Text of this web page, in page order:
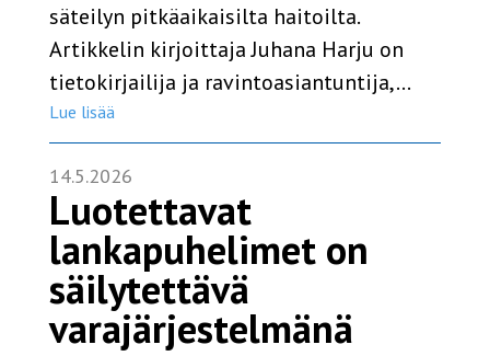
säteilyn pitkäaikaisilta haitoilta.
Artikkelin kirjoittaja Juhana Harju on
tietokirjailija ja ravintoasiantuntija,…
Lue lisää
14.5.2026
Luotettavat
lankapuhelimet on
säilytettävä
varajärjestelmänä